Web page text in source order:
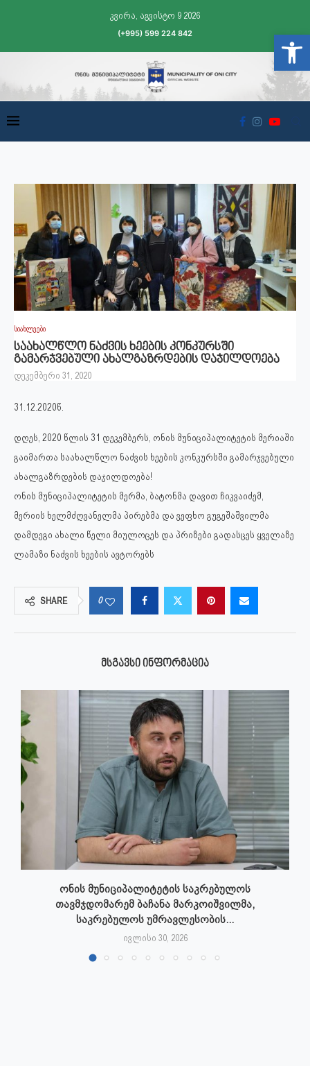
კვირა, აგვისტო 9 2026
(+995) 599 224 842
სიახლეები
საახალწლო ნაძვის ხეების კონკურსში
გამარჯვებული ახალგაზრდების დაჯილდოება
დეკემბერი 31, 2020
31.12.2020წ.
დღეს, 2020 წლის 31 დეკემბერს, ონის მუნიციპალიტეტის მერიაში
გაიმართა საახალწლო ნაძვის ხეების კონკურსში გამარჯვებული
ახალგაზრდების დაჯილდოება!
ონის მუნიციპალიტეტის მერმა, ბატონმა დავით ჩიკვაიძემ,
მერიის ხელმძღვანელმა პირებმა და ვეფხო გუგეშაშვილმა
დამდეგი ახალი წელი მიულოცეს და პრიზები გადასცეს ყველაზე
ლამაზი ნაძვის ხეების ავტორებს
SHARE 0
ᲛᲡᲒᲐᲕᲡᲘ ᲘᲜᲤᲝᲠᲛᲐᲪᲘᲐ
ონის მუნიციპალიტეტის საკრებულოს
თავმჯდომარემ ბაჩანა მარკოიშვილმა,
საკრებულოს უმრავლესობის...
ივლისი 30, 2026